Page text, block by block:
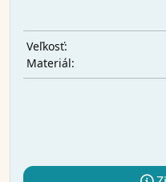
Veľkosť:
Materiál: